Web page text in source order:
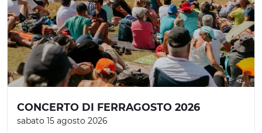
CONCERTO DI FERRAGOSTO 2026
sabato 15 agosto 2026